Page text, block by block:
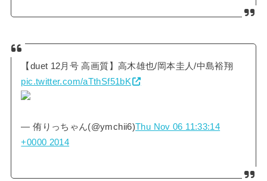
【duet 12月号 高画質】高木雄也/岡本圭人/中島裕翔
pic.twitter.com/aTthSf51bK
— 侑りっちゃん(@ymchii6)Thu Nov 06 11:33:14
+0000 2014